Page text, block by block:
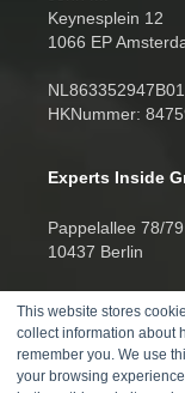
This website stores
collect information about
remember you. We use
your browsing
Keynesplein 12
1066 EP
NL863352947B01
HKNummer:
Experts Inside
Pappelallee 78/79
10437 Berlin
UID DE457701178
Telefon: